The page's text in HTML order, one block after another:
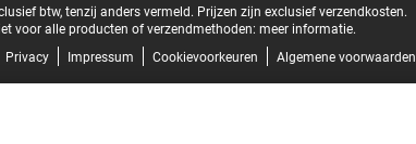
btw, tenzij anders vermeld. Prijzen zijn exclusief verzendkosten.
voor alle producten of verzendmethoden: meer informatie.
Privacy Impressum Cookievoorkeuren Algemene voorwaarden